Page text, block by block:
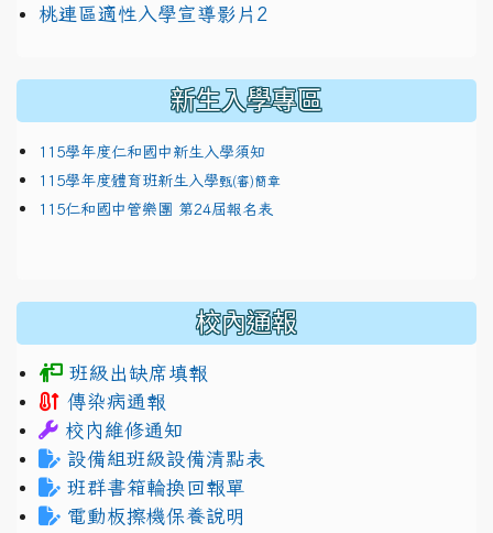
link to https://docs.google.com/presentation/d/
桃連區適性入學宣導影片2
新生入學專區
115學年度仁和國中新生入學須知
115學年度體育班新生入學甄(審)簡章
115仁和國中管樂團 第24屆報名表
校內通報
班級出缺席填報
傳染病通報
校內維修通知
設備組班級設備清點表
班群書箱輪換回報單
電動板擦機保養說明